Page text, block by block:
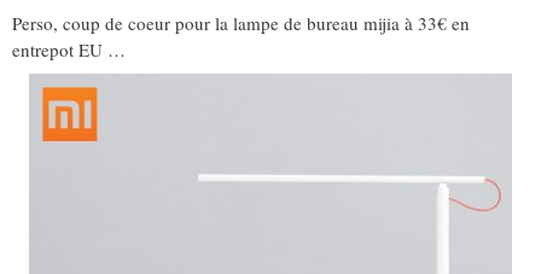
Perso, coup de coeur pour la lampe de bureau mijia à 33€ en
entrepot EU …